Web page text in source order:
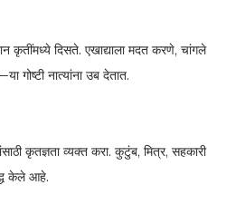
कृतींमध्ये दिसते. एखाद्याला मदत करणे, चांगले
गोष्टी नात्यांना उब देतात.
कृतज्ञता व्यक्त करा. कुटुंब, मित्र, सहकारी
केले आहे.